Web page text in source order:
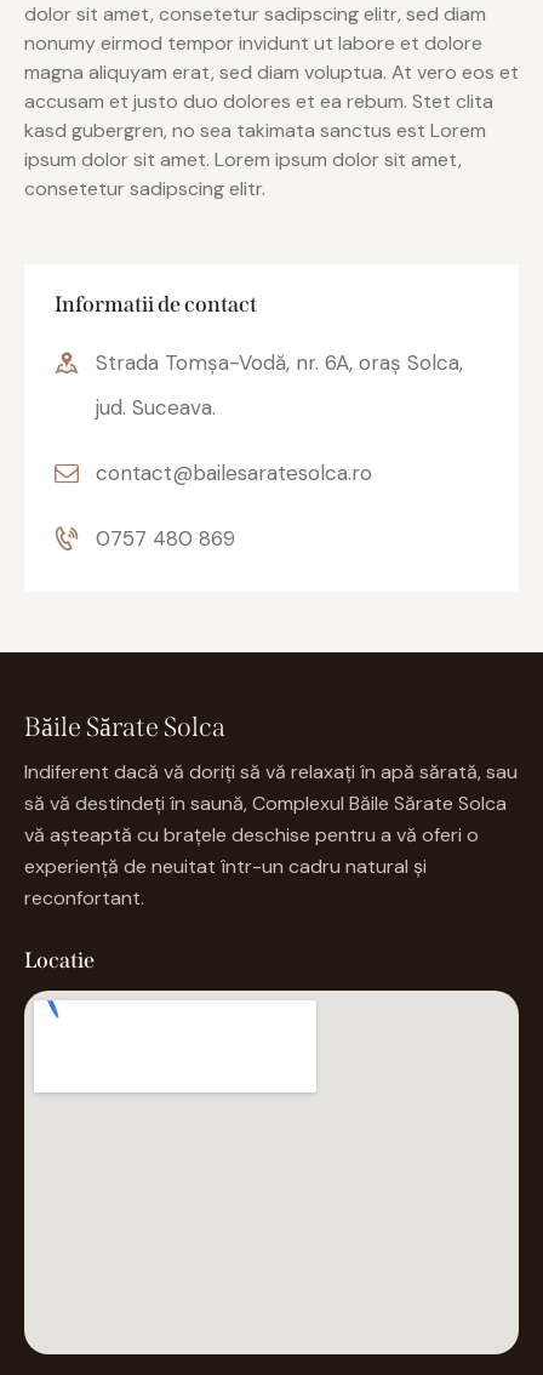
dolor sit amet, consetetur sadipscing elitr, sed diam
nonumy eirmod tempor invidunt ut labore et dolore
magna aliquyam erat, sed diam voluptua. At vero eos et
accusam et justo duo dolores et ea rebum. Stet clita
kasd gubergren, no sea takimata sanctus est Lorem
ipsum dolor sit amet. Lorem ipsum dolor sit amet,
consetetur sadipscing elitr.
Informatii de contact
Strada Tomșa-Vodă, nr. 6A, oraș Solca,
jud. Suceava.
contact@bailesaratesolca.ro
0757 480 869
Băile Sărate Solca
Indiferent dacă vă doriți să vă relaxați în apă sărată, sau
să vă destindeți în saună, Complexul Băile Sărate Solca
vă așteaptă cu brațele deschise pentru a vă oferi o
experiență de neuitat într-un cadru natural și
reconfortant.
Locatie